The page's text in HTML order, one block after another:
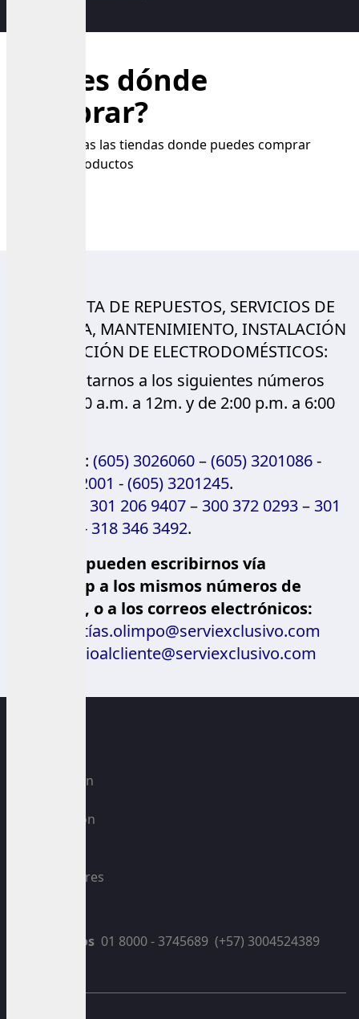
¿Sabes dónde
comprar?
Conoce todas las tiendas donde puedes comprar
nuestros productos
PARA VENTA DE REPUESTOS, SERVICIOS DE
GARANTÍA, MANTENIMIENTO, INSTALACIÓN
Y REPARACIÓN DE ELECTRODOMÉSTICOS:
Contactarnos a los siguientes números
de L-V 8:00 a.m. a 12m. y de 2:00 p.m. a 6:00
Teléfonos: (605) 3026060–(605) 3201086-
(605) 3202001 -(605) 3201245.
301 206 9407– 300 372 0293– 301
- 318 346 3492.
También pueden escribirnos vía
WhatsApp a los mismos números de
celulares, o a los correos electrónicos:
garantías.olimpo@serviexclusivo.com
servicioalcliente@serviexclusivo.com
Climatización
Refrigeración
Dispensadores
Contáctanos 01 8000 - 3745689 (+57) 3004524389